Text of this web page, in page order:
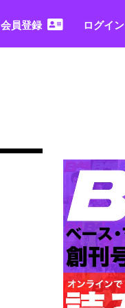
会員登録 ログイン